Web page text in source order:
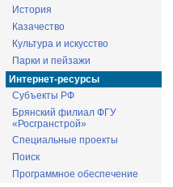
История
Казачество
Культура и искусство
Парки и пейзажи
Интернет-ресурсы
Субъекты РФ
Брянский филиал ФГУ
«Росгранстрой»
Специальные проекты
Поиск
Программное обеспечение